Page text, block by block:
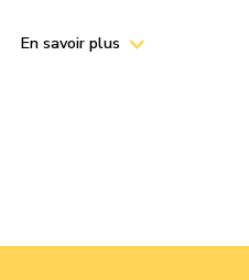
En savoir plus